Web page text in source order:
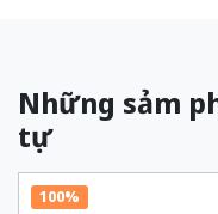
Những sảm
tự
100%